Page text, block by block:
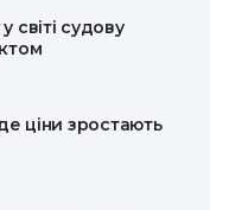
судову
ціни зростають